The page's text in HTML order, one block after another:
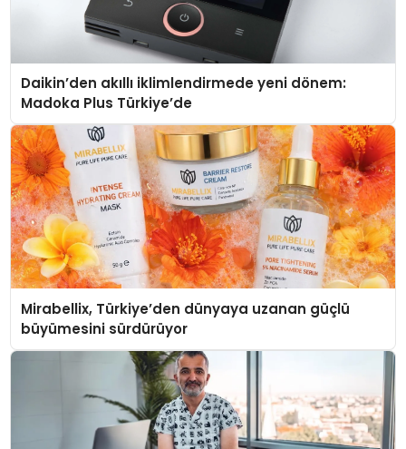
Daikin’den akıllı iklimlendirmede yeni dönem:
Madoka Plus Türkiye’de
Mirabellix, Türkiye’den dünyaya uzanan güçlü
büyümesini sürdürüyor